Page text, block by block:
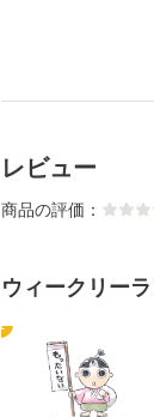
レビュー
商品の評価：
ウィークリー
1